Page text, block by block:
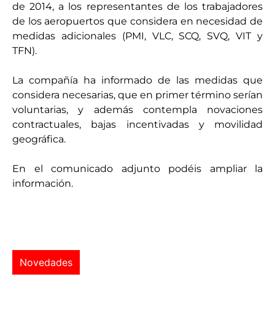
de 2014, a los representantes de los trabajadores
de los aeropuertos que considera en necesidad de
medidas adicionales (PMI, VLC, SCQ, SVQ, VIT y
TFN).
La compañía ha informado de las medidas que
considera necesarias, que en primer término serían
voluntarias, y además contempla novaciones
contractuales, bajas incentivadas y movilidad
geográfica.
En el comunicado adjunto podéis ampliar la
información.
Novedades